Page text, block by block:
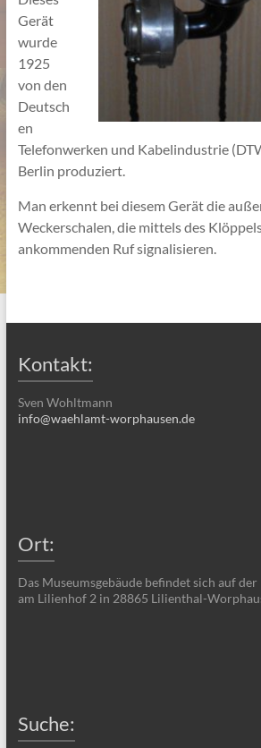
Gerät
wurde
1925
von den
Deutsch
en
Telefonwerken und Kabelindustrie
Berlin produziert.
Man erkennt bei diesem Gerät die
Weckerschalen, die mittels des
ankommenden Ruf signalisieren.
Kontakt:
Sven Wohltmann
info@waehlamt-worphausen.de
Ort:
Das Museumsgebäude befindet sich auf
am Lilienhof 2 in 28865 Lilienthal-
Suche: